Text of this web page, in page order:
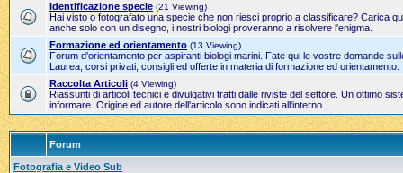
Identificazione specie (21 Viewing)
Hai visto o fotografato una specie che non riesci proprio a classificare? Carica
anche solo con un disegno, i nostri biologi proveranno a risolvere l'enigma.
Formazione ed orientamento (13 Viewing)
Forum d'orientamento per aspiranti biologi marini. Fate qui le vostre domande
Laurea, corsi privati, consigli ed offerte in materia di formazione ed orientamento.
Raccolta Articoli (4 Viewing)
Riassunti di articoli tecnici e divulgativi tratti dalle riviste del settore. Un ottimo
informare. Origine ed autore dell'articolo sono indicati all'interno.
Forum
Fotografia e Video Sub